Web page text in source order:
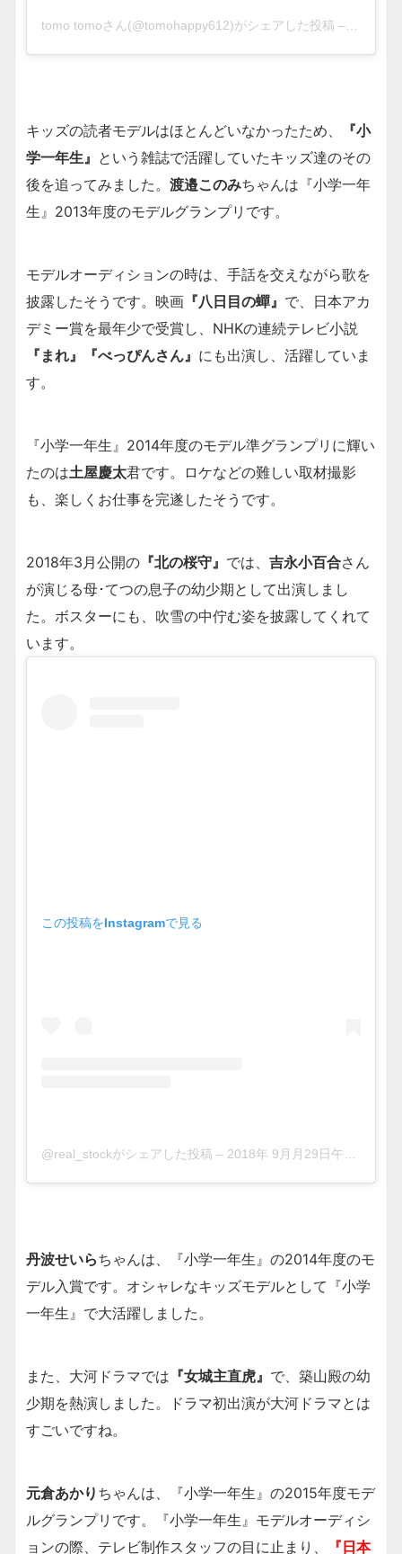
tomo tomoさん(@tomohappy612)がシェアした投稿 –
キッズの読者モデルはほとんどいなかったため、
『小
学一年生』 という雑誌で活躍していたキッズ達のその
後を追ってみました。 渡邉このみちゃんは『小学一年
生』2013年度のモデルグランプリです。
モデルオーディションの時は、手話を交えながら歌を
披露したそうです。映画 『八日目の蟬』 で、日本アカ
デミー賞を最年少で受賞し、NHKの連続テレビ小説
『まれ』『べっぴんさん』 にも出演し、活躍していま
す。
『小学一年生』2014年度のモデル準グランプリに輝い
たのは土屋慶太君です。ロケなどの難しい取材撮影
も、楽しくお仕事を完遂したそうです。
2018年3月公開の 『北の桜守』 では、 吉永小百合さん
が演じる母･てつの息子の幼少期として出演しまし
た。ボスターにも、吹雪の中佇む姿を披露してくれて
います。
この投稿をInstagramで見る
@real_stockがシェアした投稿 – 2018年 9月月29日午後5時08分PDT
丹波せいらちゃんは、『小学一年生』の2014年度のモ
デル入賞です。オシャレなキッズモデルとして『小学
一年生』で大活躍しました。
また、大河ドラマでは 『女城主直虎』 で、築山殿の幼
少期を熱演しました。ドラマ初出演が大河ドラマとは
すごいですね。
元倉あかり ちゃんは、『小学一年生』の2015年度モデ
ルグランプリです。『小学一年生』モデルオーディシ
ョンの際、テレビ制作スタッフの目に止まり、
『日本